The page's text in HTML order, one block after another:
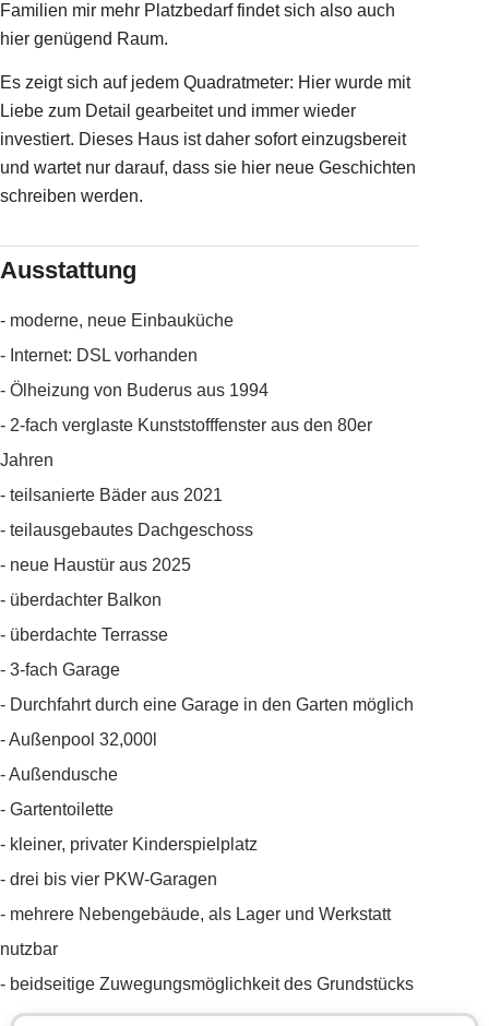
Familien mir mehr Platzbedarf findet sich also auch
hier genügend Raum.
Es zeigt sich auf jedem Quadratmeter: Hier wurde mit
Liebe zum Detail gearbeitet und immer wieder
investiert. Dieses Haus ist daher sofort einzugsbereit
und wartet nur darauf, dass sie hier neue Geschichten
schreiben werden.
Ausstattung
- moderne, neue Einbauküche
- Internet: DSL vorhanden
- Ölheizung von Buderus aus 1994
- 2-fach verglaste Kunststofffenster aus den 80er
Jahren
- teilsanierte Bäder aus 2021
- teilausgebautes Dachgeschoss
- neue Haustür aus 2025
- überdachter Balkon
- überdachte Terrasse
- 3-fach Garage
- Durchfahrt durch eine Garage in den Garten möglich
- Außenpool 32,000l
- Außendusche
- Gartentoilette
- kleiner, privater Kinderspielplatz
- drei bis vier PKW-Garagen
- mehrere Nebengebäude, als Lager und Werkstatt
nutzbar
- beidseitige Zuwegungsmöglichkeit des Grundstücks